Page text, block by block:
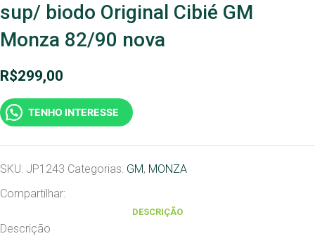
sup/ biodo Original Cibié GM
Monza 82/90 nova
R$299,00
TENHO INTERESSE
SKU: JP1243 Categorias: GM, MONZA
Compartilhar:
DESCRIÇÃO
Descrição